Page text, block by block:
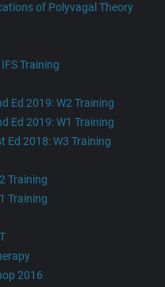
of Polyvagal Theory
Training
Ed 2019: W2 Training
Ed 2019: W1 Training
Ed 2018: W3 Training
Training
Training
2016